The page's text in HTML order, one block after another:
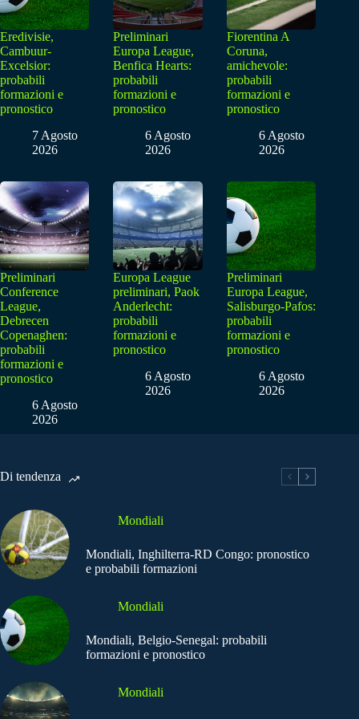
Eredivisie,
Cambuur-
Excelsior:
probabili
formazioni e
pronostico
7 Agosto
2026
Preliminari
Europa League,
Benfica Hearts:
probabili
formazioni e
pronostico
6 Agosto
2026
Fiorentina A
Coruna,
amichevole:
probabili
formazioni e
pronostico
6 Agosto
2026
Preliminari
Conference
League,
Debrecen
Copenaghen:
probabili
formazioni e
pronostico
6 Agosto
2026
Europa League
preliminari, Paok
Anderlecht:
probabili
formazioni e
pronostico
6 Agosto
2026
Preliminari
Europa League,
Salisburgo-Pafos:
probabili
formazioni e
pronostico
6 Agosto
2026
Di tendenza
Mondiali
Mondiali, Inghilterra-RD Congo: pronostico
e probabili formazioni
Mondiali
Mondiali, Belgio-Senegal: probabili
formazioni e pronostico
Mondiali